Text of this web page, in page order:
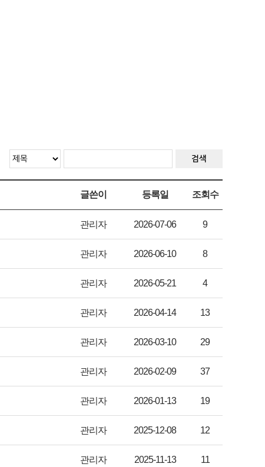
검색
글쓴이 등록일 조회수
관리자 2026-07-06 9
관리자 2026-06-10 8
관리자 2026-05-21 4
관리자 2026-04-14 13
관리자 2026-03-10 29
관리자 2026-02-09 37
관리자 2026-01-13 19
관리자 2025-12-08 12
관리자 2025-11-13 11